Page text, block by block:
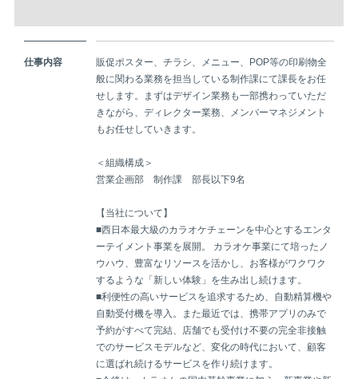
仕事内容
販促ポスター、チラシ、メニュー、POP等の印刷物全
般に関わる業務を担当している制作課にて課長をお任
せします。まずはデザイン業務も一部携わっていただ
きながら、ディレクター業務、メンバーマネジメント
もお任せしていきます。
＜組織構成＞
営業企画部 制作課 部長以下9名
【当社について】
■西日本最大級のカラオケチェーンを中心とするエンタ
ーテイメント事業を展開。 カラオケ事業にて培ったノ
ウハウ、豊富なリソースを活かし、お客様がワクワク
するような「新しい体験」を生み出し続けます。
■利便性の高いサービスを追求するため、自動精算機や
自動受付機を導入。また最近では、携帯アプリのみで
予約がすべて完結、店舗でも受付け不要の完全非接触
でのサービスモデルなど、変化の時代において、顧客
に選ばれ続けるサービスを作り続けます。